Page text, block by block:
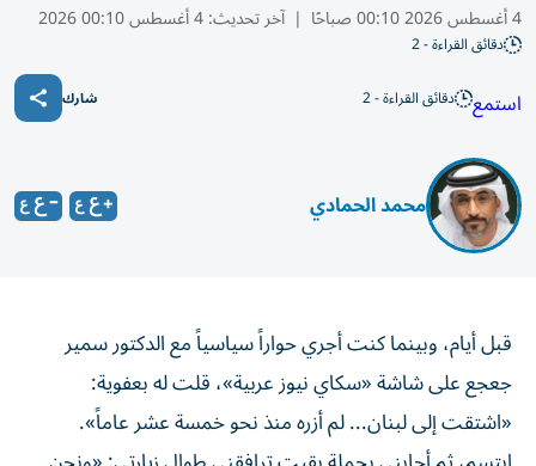
4 أغسطس 2026 00:10 صباحًا | آخر تحديث:4 أغسطس 00:10 2026
دقائق القراءة - 2
استمع دقائق القراءة - 2 شارك
محمد الحمادي
قبل أيام، وبينما كنت أجري حواراً سياسياً مع الدكتور سمير
جعجع على شاشة «سكاي نيوز عربية»، قلت له بعفوية:
«اشتقت إلى لبنان... لم أزره منذ نحو خمسة عشر عاماً».
ابتسم، ثم أجابني بجملة بقيت ترافقني طوال زيارتي: «ونحن